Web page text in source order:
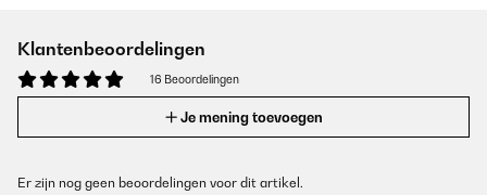
Klantenbeoordelingen
16 Beoordelingen
Je mening toevoegen
Er zijn nog geen beoordelingen voor dit artikel.